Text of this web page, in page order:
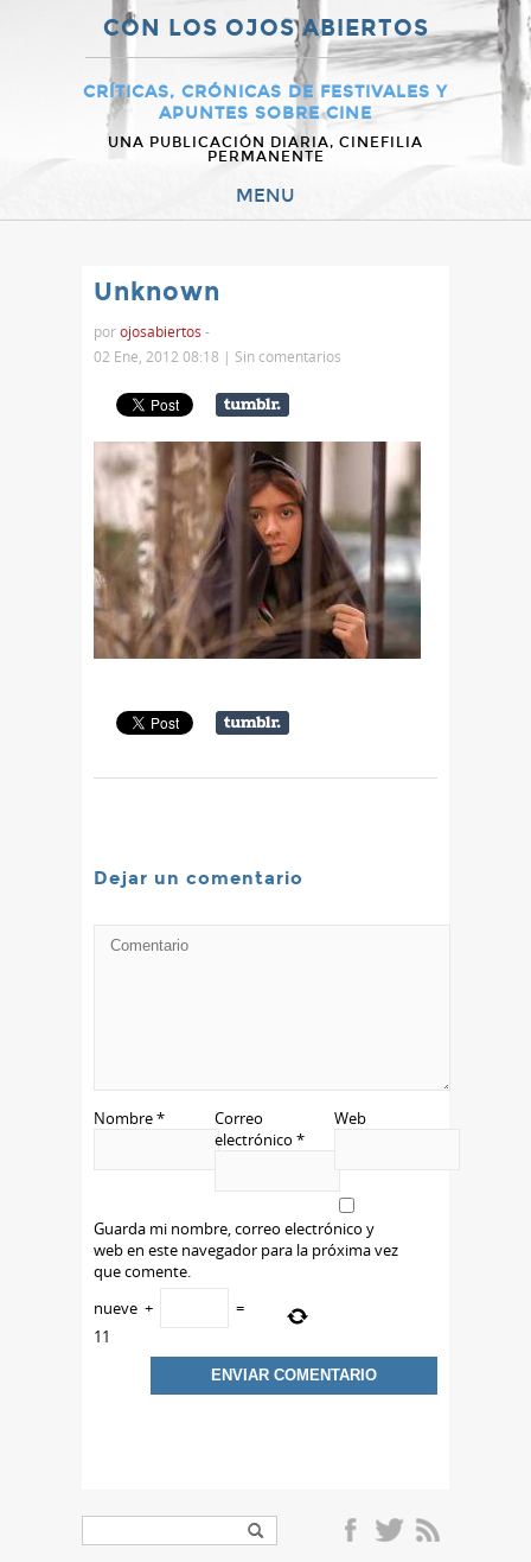
CON LOS OJOS ABIERTOS
CRÍTICAS, CRÓNICAS DE FESTIVALES Y
APUNTES SOBRE CINE
UNA PUBLICACIÓN DIARIA, CINEFILIA
PERMANENTE
MENU
Unknown
porojosabiertos -
02 Ene, 2012 08:18 | Sin comentarios
Dejar un comentario
Nombre*
Correo
electrónico *
Web
Guarda mi nombre, correo electrónico y
web en este navegador para la próxima vez
que comente.
nueve +
=
11